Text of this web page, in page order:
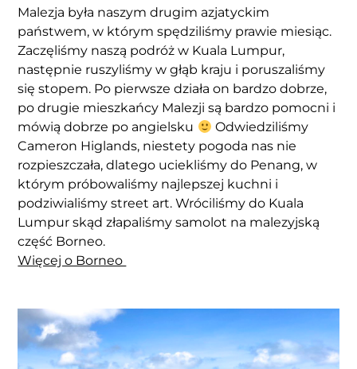
Malezja była naszym drugim azjatyckim
państwem, w którym spędziliśmy prawie miesiąc.
Zaczęliśmy naszą podróż w Kuala Lumpur,
następnie ruszyliśmy w głąb kraju i poruszaliśmy
się stopem. Po pierwsze działa on bardzo dobrze,
po drugie mieszkańcy Malezji są bardzo pomocni i
mówią dobrze po angielsku
Odwiedziliśmy
Cameron Higlands, niestety pogoda nas nie
rozpieszczała, dlatego uciekliśmy do Penang, w
którym próbowaliśmy najlepszej kuchni i
podziwialiśmy street art. Wróciliśmy do Kuala
Lumpur skąd złapaliśmy samolot na malezyjską
część Borneo.
Więcej o Borneo